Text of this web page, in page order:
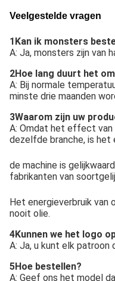
Veelgestelde vragen
1Kan ik monsters
A: Ja, monsters zijn van
2Hoe lang duurt het
A: Bij normale
minste drie maanden
3Waarom zijn uw
A: Omdat het effect
dezelfde branche, is
de machine is
fabrikanten van
Het energieverbruik van
nooit olie.
4Kunnen we het logo
A: Ja, u kunt elk patroon
5Hoe bestellen?
A: Geef ons het model